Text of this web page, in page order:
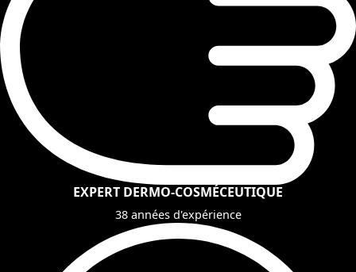
EXPERT DERMO-COSMÉCEUTIQUE
38 années d'expérience